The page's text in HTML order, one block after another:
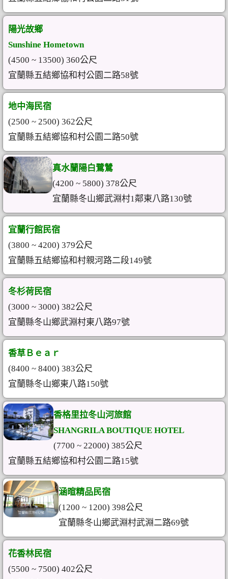
陽光故鄉
Sunshine Hometown
(4500 ~ 13500) 360公尺
宜蘭縣五結鄉協和村公園二路58號
地中海民宿
(2500 ~ 2500) 362公尺
宜蘭縣五結鄉協和村公園二路50號
真水蘭陽白鷺鷥
(4200 ~ 5800) 378公尺
宜蘭縣冬山鄉武淵村1鄰東八路130號
宜蘭行館民宿
(3800 ~ 4200) 379公尺
宜蘭縣五結鄉協和村親河路二段149號
冬杉荷民宿
(3000 ~ 3000) 382公尺
宜蘭縣冬山鄉武淵村東八路97號
香草Ｂｅａｒ
(8400 ~ 8400) 383公尺
宜蘭縣冬山鄉東八路150號
香格里拉冬山河旅館
SHANGRILA BOUTIQUE HOTEL
(7700 ~ 22000) 385公尺
宜蘭縣五結鄉協和村公園二路15號
涵暄精品民宿
(1200 ~ 1200) 398公尺
宜蘭縣冬山鄉武淵村武淵二路69號
花香林民宿
(5500 ~ 7500) 402公尺